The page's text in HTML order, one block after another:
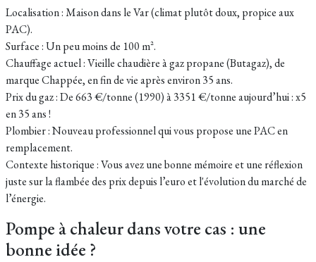
Localisation : Maison dans le Var (climat plutôt doux, propice aux
PAC).
Surface : Un peu moins de 100 m².
Chauffage actuel : Vieille chaudière à gaz propane (Butagaz), de
marque Chappée, en fin de vie après environ 35 ans.
Prix du gaz : De 663 €/tonne (1990) à 3351 €/tonne aujourd’hui : x5
en 35 ans !
Plombier : Nouveau professionnel qui vous propose une PAC en
remplacement.
Contexte historique : Vous avez une bonne mémoire et une réflexion
juste sur la flambée des prix depuis l’euro et l'évolution du marché de
l’énergie.
Pompe à chaleur dans votre cas : une
bonne idée ?